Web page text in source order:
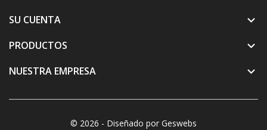
SU CUENTA

PRODUCTOS 
NUESTRA EMPRESA 
© 2026 - Diseñado por Geswebs